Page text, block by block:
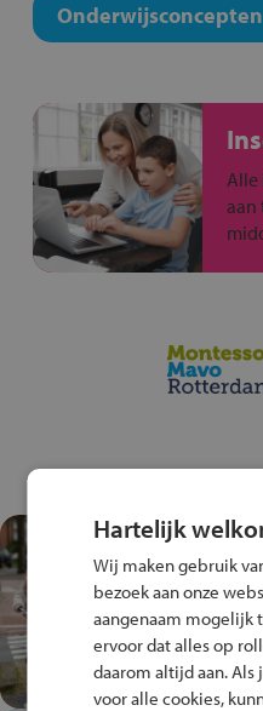
Alle
aan
Test
Fiets
Speel
en win
Hartelijk
Wij maken gebruik
bezoek aan onze
aangenaam mogelijk
ervoor dat alles op
daarom altijd aan.
voor alle cookies,